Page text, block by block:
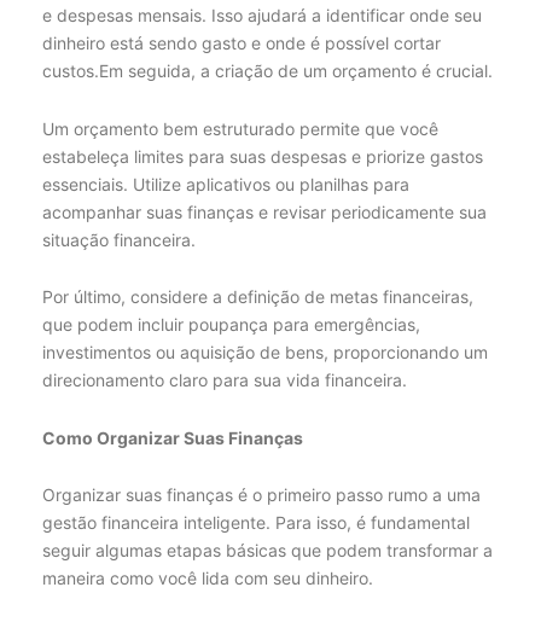
e despesas mensais. Isso ajudará a identificar onde seu
dinheiro está sendo gasto e onde é possível cortar
custos.Em seguida, a criação de um orçamento é crucial.
Um orçamento bem estruturado permite que você
estabeleça limites para suas despesas e priorize gastos
essenciais. Utilize aplicativos ou planilhas para
acompanhar suas finanças e revisar periodicamente sua
situação financeira.
Por último, considere a definição de metas financeiras,
que podem incluir poupança para emergências,
investimentos ou aquisição de bens, proporcionando um
direcionamento claro para sua vida financeira.
Como Organizar Suas Finanças
Organizar suas finanças é o primeiro passo rumo a uma
gestão financeira inteligente. Para isso, é fundamental
seguir algumas etapas básicas que podem transformar a
maneira como você lida com seu dinheiro.